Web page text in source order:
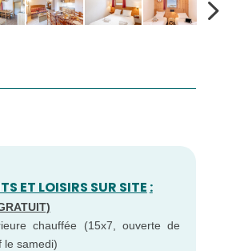
ET LOISIRS SUR SITE :
chauffée (15x7, ouverte de
le samedi)